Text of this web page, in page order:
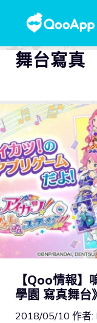
舞台寫真
【Qoo情報】
學園 寫真舞台
2018/05/10 作者: